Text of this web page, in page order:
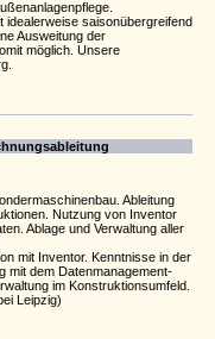
idealerweise saisonübergreifend
Ausweitung der
möglich. Unsere
Ablei­tung
Nutzung von Inventor
Ablage und Verwal­tung aller
mit Inventor. Kennt­nisse in der
mit dem Daten­ma­na­ge­ment­
im Konstruk­ti­ons­um­feld.
Leipzig)